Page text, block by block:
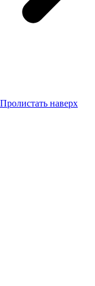
Пролистать наверх